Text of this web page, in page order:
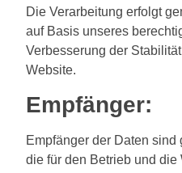
Die Verarbeitung erfolgt
auf Basis unseres
Verbesserung der
Website.
Empfänger:
Empfänger der Daten
die für den Betrieb und